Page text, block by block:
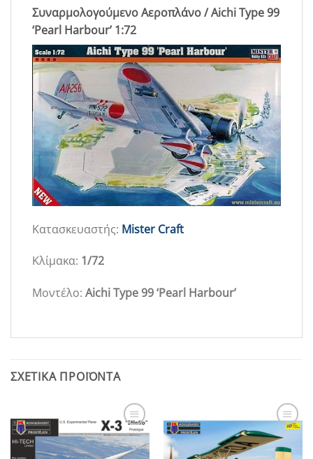
Συναρμολογούμενο Αεροπλάνο / Aichi Type 99
‘Pearl Harbour’ 1:72
Κατασκευαστής: Mister Craft
Κλίμακα: 1/72
Μοντέλο: Aichi Type 99 ‘Pearl Harbour’
ΣΧΕΤΙΚΆ ΠΡΟΪΌΝΤΑ
Add to
Wishlist
Add to
Wishlist